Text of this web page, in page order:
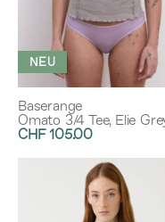
NEU
Baserange
Omato 3/4 Tee, Elie
CHF 105.00